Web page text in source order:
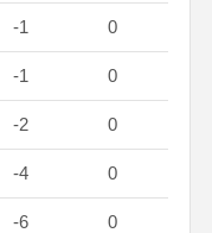
-1 0
-1 0
-2 0
-4 0
-6 0